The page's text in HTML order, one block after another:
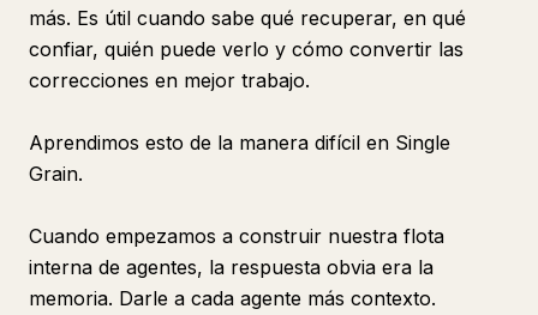
más. Es útil cuando sabe qué recuperar, en qué
confiar, quién puede verlo y cómo convertir las
correcciones en mejor trabajo.
Aprendimos esto de la manera difícil en Single
Grain.
Cuando empezamos a construir nuestra flota
interna de agentes, la respuesta obvia era la
memoria. Darle a cada agente más contexto.